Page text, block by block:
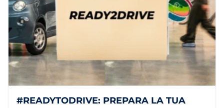
#READYTODRIVE: PREPARA LA TUA